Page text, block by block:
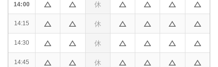
14:00
14:15
14:30
14:45
休
休
休
休